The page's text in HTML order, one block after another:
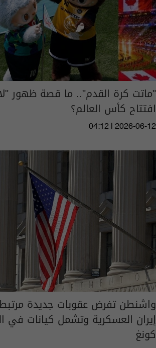
"ماتت كرة القدم".. ما قصة ظهور
افتتاح كأس العالم؟
04:12 | 2026-06-12
واشنطن تفرض عقوبات جديدة
إيران العسكرية وتشمل كيانات في
كونغ